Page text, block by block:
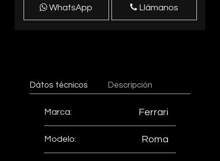
WhatsApp Llámanos
Dátos técnicos Descripción
Marca: Ferrari
Modelo: Roma